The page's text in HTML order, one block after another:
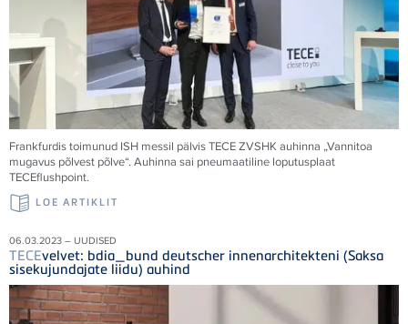
Frankfurdis toimunud ISH messil pälvisTECEZVSHK auhinna „Vannitoa
mugavus põlvest põlve“. Auhinna sai pneumaatiline loputusplaat
TECEflushpoint.
LOE ARTIKLIT
06.03.2023 – UUDISED
TECEvelvet: bdia_bund deutscher innenarchitekteni (Saksa
sisekujundajate liidu) auhind